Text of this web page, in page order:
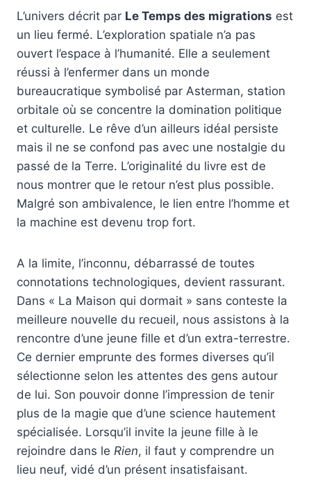
L’univers décrit par Le Temps des migrations est
un lieu fermé. L’exploration spatiale n’a pas
ouvert l’espace à l’humanité. Elle a seulement
réussi à l’enfermer dans un monde
bureaucratique symbolisé par Asterman, station
orbitale où se concentre la domination politique
et culturelle. Le rêve d’un ailleurs idéal persiste
mais il ne se confond pas avec une nostalgie du
passé de la Terre. L’originalité du livre est de
nous montrer que le retour n’est plus possible.
Malgré son ambivalence, le lien entre l’homme et
la machine est devenu trop fort.
A la limite, l’inconnu, débarrassé de toutes
connotations technologiques, devient rassurant.
Dans « La Maison qui dormait » sans conteste la
meilleure nouvelle du recueil, nous assistons à la
rencontre d’une jeune fille et d’un extra-terrestre.
Ce dernier emprunte des formes diverses qu’il
sélectionne selon les attentes des gens autour
de lui. Son pouvoir donne l’impression de tenir
plus de la magie que d’une science hautement
spécialisée. Lorsqu’il invite la jeune fille à le
rejoindre dans le Rien, il faut y comprendre un
lieu neuf, vidé d’un présent insatisfaisant.